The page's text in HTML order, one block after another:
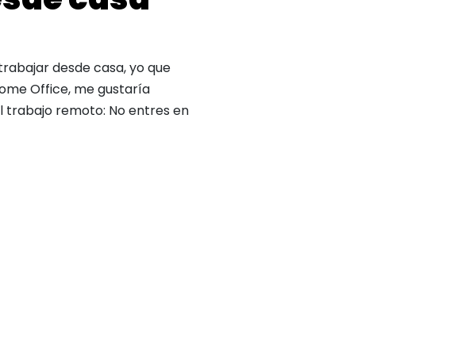
desde casa, yo que
Office, me gustaría
trabajo remoto: No entres en